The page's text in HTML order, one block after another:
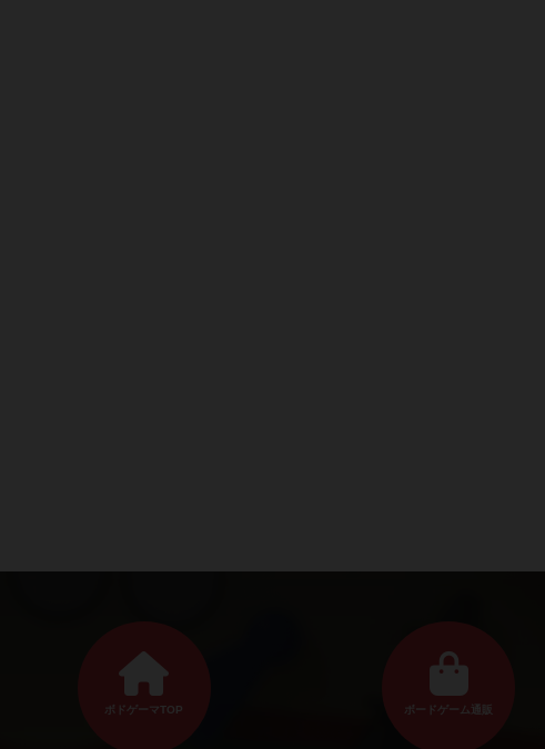
ボドゲーマTOP ボードゲーム通販